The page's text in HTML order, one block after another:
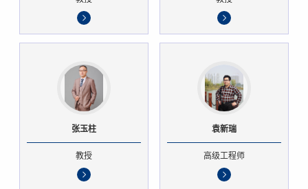
张玉柱
教授
袁新瑞
高级工程师